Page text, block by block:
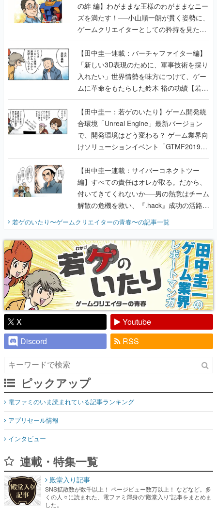
の絆 編】わがままな王様のわがままなニー
ズを満たす！──小山順一朗が貫く姿勢に、
ゲームクリエイターとしての矜持を見た
【若ゲのいたり最終回】
【田中圭一連載：バーチャファイター編】
「新しい3D表現のために、軍事技術を採り
入れたい」世界情勢を味方につけて、ゲー
ムに革命をもたらした鈴木 裕の功績【若ゲ
のいたり】
【田中圭一：若ゲのいたり】ゲーム開発統
合環境「Unreal Engine」最新バージョン
で、開発環境はどう変わる？ ゲーム業界向
けソリューションイベント「GTMF2019」
に行って、より理解を深めよう【PR】
【田中圭一連載：サイバーコネクトツー
編】すべての責任はオレが取る。だから、
付いてきてくれないか──男の熱意はチーム
解散の危機を救い、『.hack』成功の活路を
『少年ジャンプ』色だった【若ゲのいた
り】
若ゲのいたり〜ゲームクリエイターの青春〜の記事一覧
X
Youtube
Discord
RSS
ピックアップ
電ファミのいま読まれている記事ランキング
アプリセール情報
インタビュー
連載・特集一覧
殿堂入り記事
SNS拡散数が数千以上！ ページビュー数万以上！ などなど。多
くの人々に読まれた、電ファミ渾身の“殿堂入り”記事をまとめま
した。